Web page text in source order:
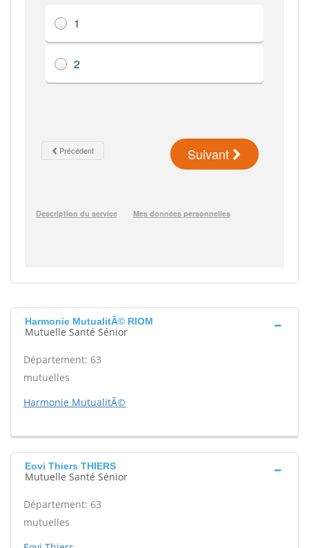
Harmonie MutualitÃ© RIOM
Mutuelle Santé Sénior
Département: 63
mutuelles
Harmonie MutualitÃ©
Eovi Thiers THIERS
Mutuelle Santé Sénior
Département: 63
mutuelles